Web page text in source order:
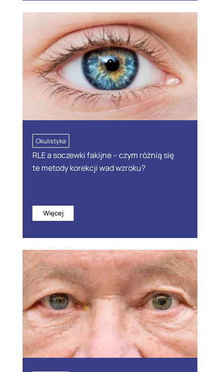
Okulistyka
RLE a soczewki fakijne – czym różnią się
te metody korekcji wad wzroku?
Więcej